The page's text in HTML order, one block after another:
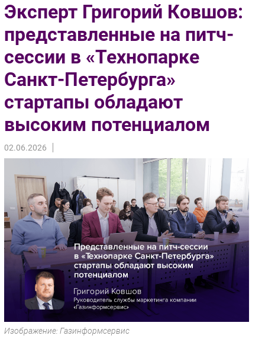
Импорто­замещение
Автоматизация Промышленности
Интернет
Фиксированная связь
Интеграция
Рынок ПК
Торговые сети
Outsourcing
Кадры
Регулирование
Финансы
Web
Безопасность
Инновации
CIO/Управление ИТ
Гаджеты
Эксперт Григорий Ковшов:
представленные на питч-
сессии в «Технопарке
Санкт-Петербурга»
стартапы обладают
высоким потенциалом
02.06.2026
Изображение: Газинформсервис